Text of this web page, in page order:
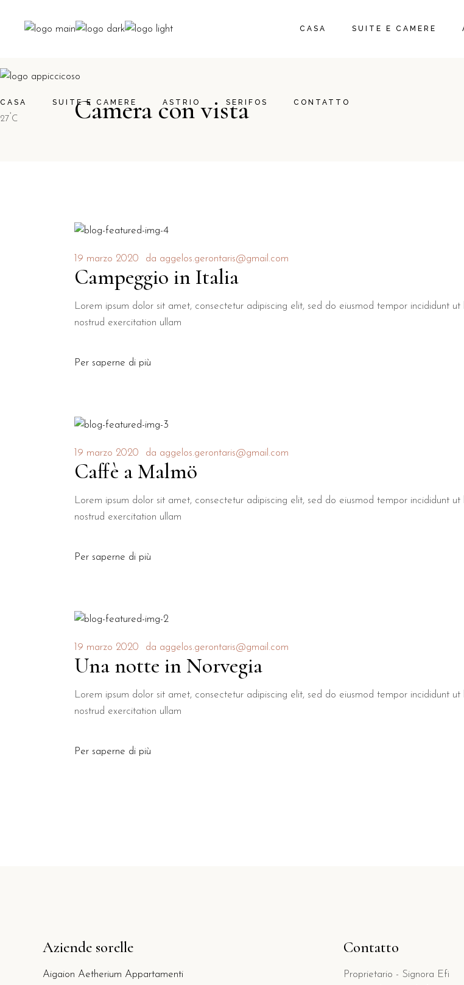
CASA SUITE E CAMERE
CASA SUITE E CAMERE ASTRIO SERIFOS CONTATTO
27 C Camera con vista
19 marzo 2020 da aggelos.gerontaris@gmail.com
Campeggio in Italia
Lorem ipsum dolor sit amet, consectetur adipiscing elit, sed do eiusmod tempor incididunt
nostrud exercitation ullam
Per saperne di più
19 marzo 2020 da aggelos.gerontaris@gmail.com
Caffè a Malmö
Lorem ipsum dolor sit amet, consectetur adipiscing elit, sed do eiusmod tempor incididunt
nostrud exercitation ullam
Per saperne di più
19 marzo 2020 da aggelos.gerontaris@gmail.com
Una notte in Norvegia
Lorem ipsum dolor sit amet, consectetur adipiscing elit, sed do eiusmod tempor incididunt
nostrud exercitation ullam
Per saperne di più
Aziende sorelle
Aigaion Aetherium Appartamenti
Contatto
Proprietario - Signora Efi